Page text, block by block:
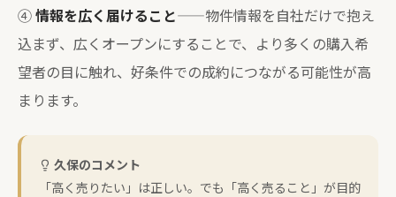
④情報を広く届けること——物件情報を自社だけで抱え
込まず、広くオープンにすることで、より多くの購入希
望者の目に触れ、好条件での成約につながる可能性が高
まります。
久保のコメント
「高く売りたい」は正しい。でも「高く売ること」が目的